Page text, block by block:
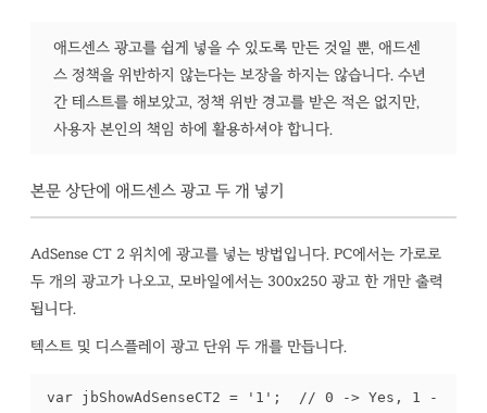
애드센스 광고를 쉽게 넣을 수 있도록 만든 것일 뿐, 애드센
스 정책을 위반하지 않는다는 보장을 하지는 않습니다. 수년
간 테스트를 해보았고, 정책 위반 경고를 받은 적은 없지만,
사용자 본인의 책임 하에 활용하셔야 합니다.
본문 상단에 애드센스 광고 두 개 넣기
AdSense CT 2 위치에 광고를 넣는 방법입니다. PC에서는 가로로
두 개의 광고가 나오고, 모바일에서는 300x250 광고 한 개만 출력
됩니다.
텍스트 및 디스플레이 광고 단위 두 개를 만듭니다.
var jbShowAdSenseCT2 = '1';  // 0 -> Yes, 1 -